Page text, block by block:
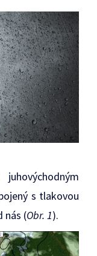
s tlakovou
nás (Obr. 1).